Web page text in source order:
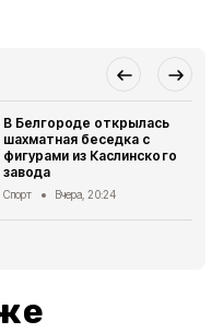
В Белгороде открылась
шахматная беседка с
фигурами из Каслинского
завода
Спорт Вчера, 20:24